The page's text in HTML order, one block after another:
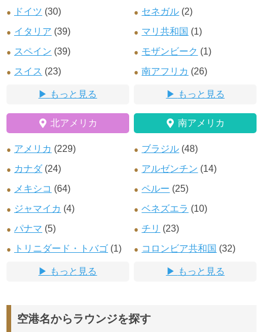
ドイツ (30)
イタリア (39)
スペイン (39)
スイス (23)
もっと見る
セネガル (2)
マリ共和国 (1)
モザンビーク (1)
南アフリカ (26)
もっと見る
北アメリカ
アメリカ (229)
カナダ(24)
メキシコ (64)
ジャマイカ (4)
パナマ (5)
トリニダード・トバゴ (1)
もっと見る
南アメリカ
ブラジル (48)
アルゼンチン (14)
ペルー (25)
ベネズエラ (10)
チリ (23)
コロンビア共和国 (32)
もっと見る
空港名からラウンジを探す